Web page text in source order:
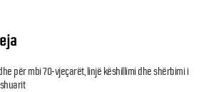
për mbi 70-vjeçarët, linjë këshillimi dhe shërbimi i